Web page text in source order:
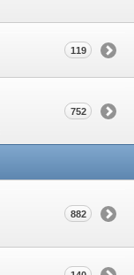
119
752
882